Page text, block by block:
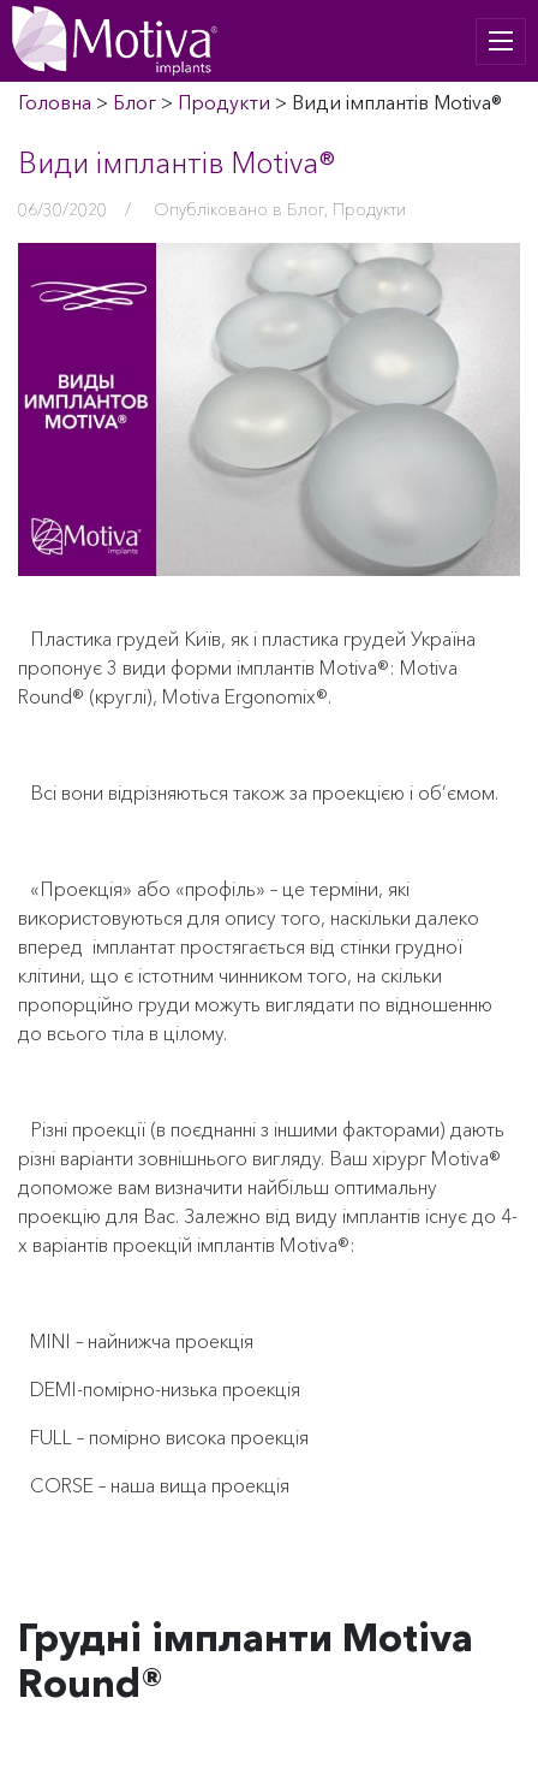
Головна > Блог > Продукти > Види імплантів Motiva®
Види імплантів Motiva®
06/30/2020 / Опубліковано в Блог, Продукти
Пластика грудей Київ, як і пластика грудей Україна
пропонує 3 види форми імплантів Motiva®: Motiva
Round® (круглі), Motiva Ergonomix®.
Всі вони відрізняються також за проекцією і об’ємом.
«Проекція» або «профіль» – це терміни, які
використовуються для опису того, наскільки далеко
вперед імплантат простягається від стінки грудної
клітини, що є істотним чинником того, на скільки
пропорційно груди можуть виглядати по відношенню
до всього тіла в цілому.
Різні проекції (в поєднанні з іншими факторами) дають
різні варіанти зовнішнього вигляду. Ваш хірург Motiva®
допоможе вам визначити найбільш оптимальну
проекцію для Вас. Залежно від виду імплантів існує до 4-
х варіантів проекцій імплантів Motiva®:
MINI – найнижча проекція
DEMI-помірно-низька проекція
FULL – помірно висока проекція
CORSE – наша вища проекція
Грудні імпланти Motiva
Round®